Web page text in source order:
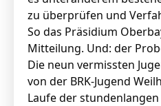
Nachgehört
Newsletter
Zeit fürs Oberland
zu überprüfen und
So das Präsidium
Mitteilung. Und: der
Die neun vermissten
von der BRK-Jugend
Laufe der